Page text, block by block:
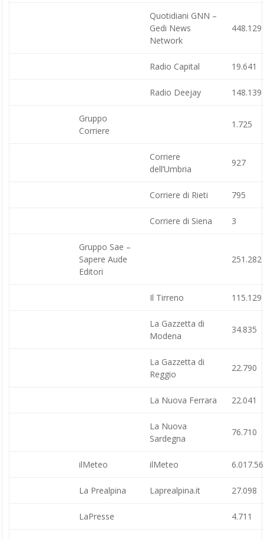
Quotidiani GNN –
Gedi News
Network
448.129
Radio Capital 19.641
Radio Deejay 148.139
Gruppo
Corriere
1.725
Corriere
dell’Umbria
927
Corriere di Rieti 795
Corriere di Siena 3
Gruppo Sae –
Sapere Aude
Editori
251.282
Il Tirreno 115.129
La Gazzetta di
Modena
34.835
La Gazzetta di
Reggio
22.790
La Nuova Ferrara 22.041
La Nuova
Sardegna
76.710
ilMeteo ilMeteo
La Prealpina Laprealpina.it 27.098
LaPresse 4.711